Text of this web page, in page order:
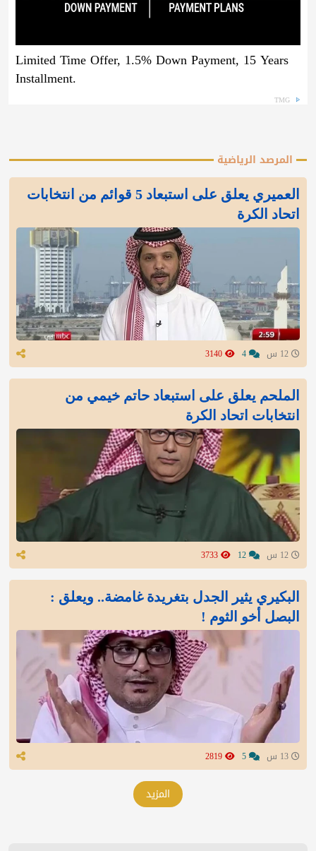
Limited Time Offer, 1.5% Down Payment, 15 Years
Installment.
TMG
المرصد الرياضية
العميري يعلق على استبعاد 5 قوائم من انتخابات
اتحاد الكرة
الملحم يعلق على استبعاد حاتم خيمي من
انتخابات اتحاد الكرة
البكيري يثير الجدل بتغريدة غامضة.. ويعلق :
البصل أخو الثوم !
المزيد